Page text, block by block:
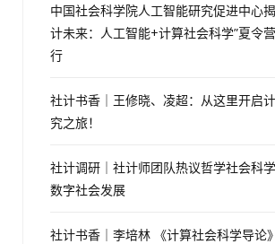
中国社会科学院人工智能研究促进中心
计未来：人工智能+计算社会科学”夏令
行
社计书香｜王修晓、凌超：从这里开启
究之旅！
社计调研｜社计师团队热议哲学社会科
数字社会发展
社计书香｜李培林 《计算社会科学导论